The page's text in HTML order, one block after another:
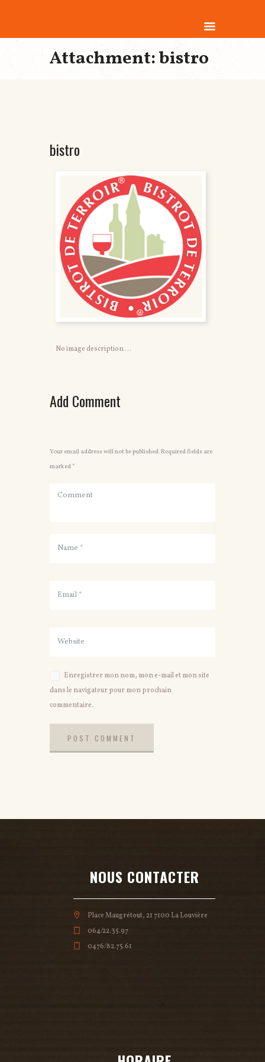
Attachment: bistro
bistro
No image description ...
Add Comment
Your email address will not be published. Required fields are
marked *
Enregistrer mon nom, mon e-mail et mon site
dans le navigateur pour mon prochain
commentaire.
NOUS CONTACTER
Place Maugrétout, 21 7100 La Louvière
064/22.35.97
0476/82.75.61